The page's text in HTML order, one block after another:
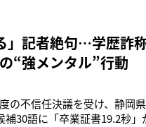
のポストが空席となって
」記者絶句…学歴詐
“強メンタル”行動
の不信任決議を受け、静岡
30語に「卒業証書19.2秒